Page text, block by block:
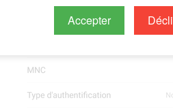
Accepter